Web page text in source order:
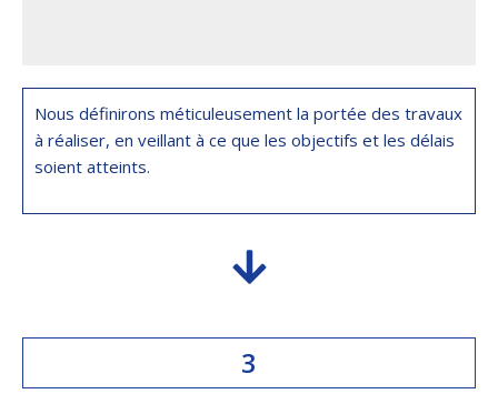
Nous définirons méticuleusement la portée des travaux
à réaliser, en veillant à ce que les objectifs et les délais
soient atteints.
3